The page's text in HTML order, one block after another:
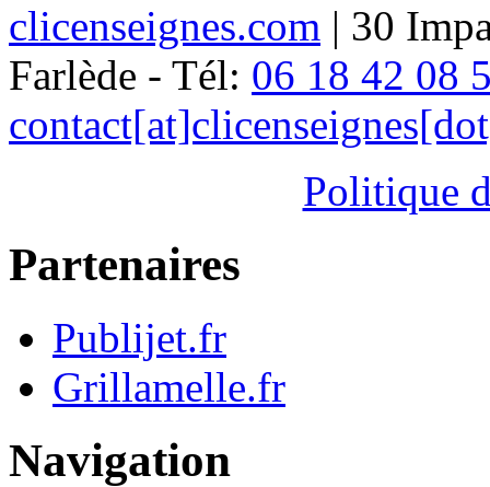
clicenseignes.com | 30
Farlède - Tél: 06 18 42 08
Politique
Partenaires
Publijet.fr
Grillamelle.fr
Navigation